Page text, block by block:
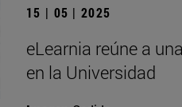
15 | 05 | 2025
eLearnia reúne a
en la Universidad